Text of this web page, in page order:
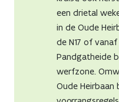
een drietal
in de Oude
de N17 of
Pandgatheide
werfzone.
Oude Heirbaan